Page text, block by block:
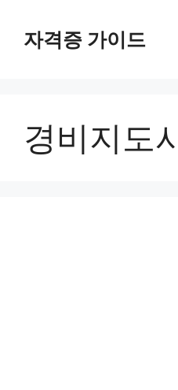
content자격증 가이드
경비지도